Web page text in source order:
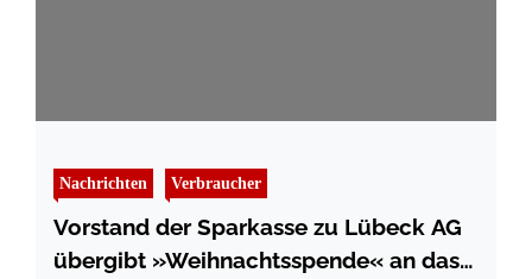
Nachrichten Verbraucher
Vorstand der Sparkasse zu Lübeck AG
übergibt »Weihnachtsspende« an das